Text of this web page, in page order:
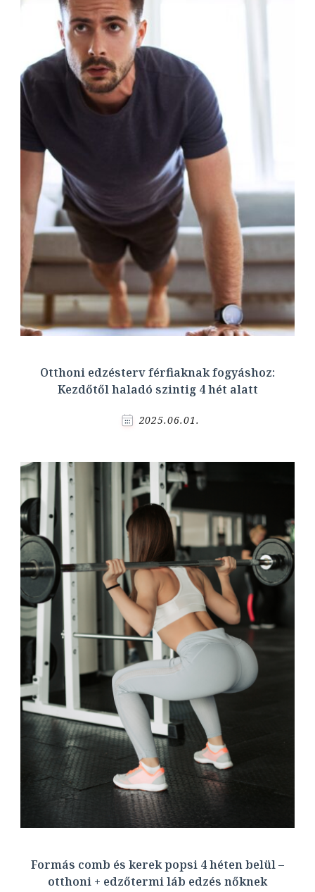
Otthoni edzésterv férfiaknak fogyáshoz:
Kezdőtől haladó szintig 4 hét alatt
2025.06.01.
Formás comb és kerek popsi 4 héten belül –
otthoni + edzőtermi láb edzés nőknek